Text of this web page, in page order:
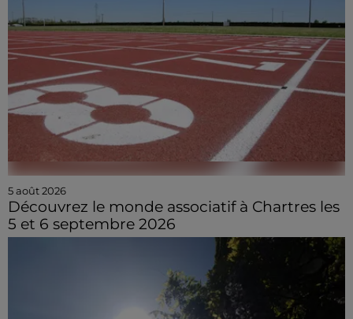
5 août 2026
Découvrez le monde associatif à Chartres les
5 et 6 septembre 2026